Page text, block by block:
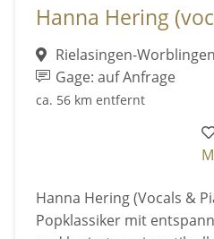
Hanna Hering
Rielasingen-Worblingen
Gage: auf Anfrage
ca. 56 km entfernt
Hanna Hering (Vocals &
Popklassiker mit